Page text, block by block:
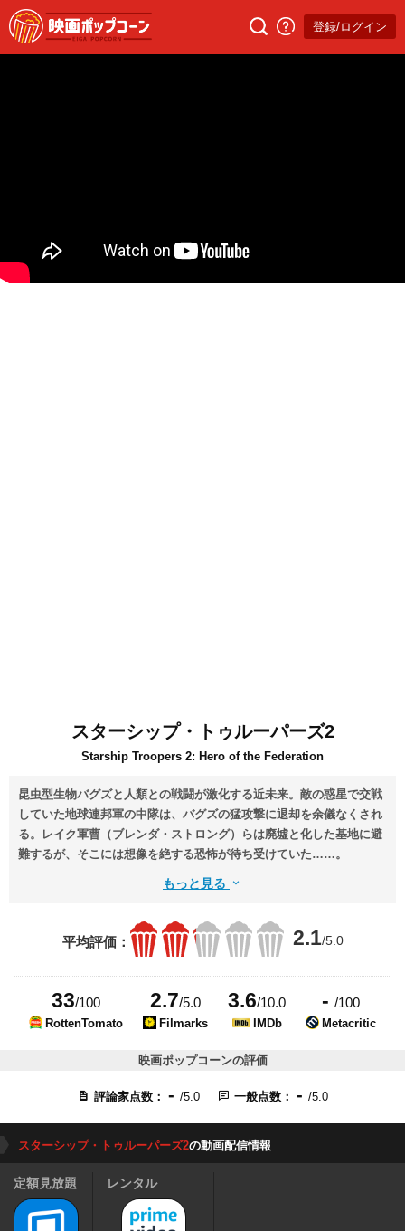
登録/ログイン
スターシップ・トゥルーパーズ2
Starship Troopers 2: Hero of the Federation
昆虫型生物バグズと人類との戦闘が激化する近未来。敵の惑星で交戦
していた地球連邦軍の中隊は、バグズの猛攻撃に退却を余儀なくされ
る。レイク軍曹（ブレンダ・ストロング）らは廃墟と化した基地に避
難するが、そこには想像を絶する恐怖が待ち受けていた……。
もっと見る
平均評価： 2.1/5.0
33/100
RottenTomato
2.7/5.0
Filmarks
3.6/10.0
IMDb
- /100
Metacritic
映画ポップコーンの評価
評論家点数： - /5.0 一般点数： - /5.0
スターシップ・トゥルーパーズ2の動画配信情報
定額見放題 レンタル